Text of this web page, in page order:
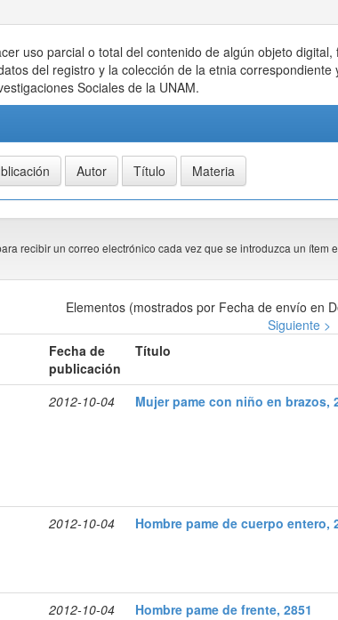
uso parcial o total del contenido de algún objeto
del registro y la colección de la etnia
Sociales de la UNAM.
recibir un correo electrónico cada vez que se introduzca un ítem
Elementos (mostrados por Fecha de envío en
Siguiente >
Fecha de
publicación
Título
2012-10-04 Mujer pame con niño en brazos,
2012-10-04 Hombre pame de cuerpo entero,
2012-10-04 Hombre pame de frente, 2851